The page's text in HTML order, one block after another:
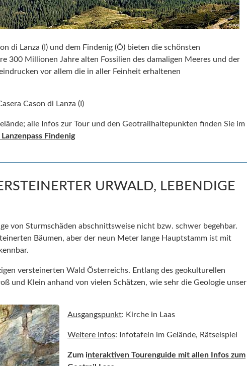
di Lanza (I) und dem Findenig (Ö) bieten die schönsten
300 Millionen Jahre alten Fossilien des damaligen Meeres und der
vor allem die in aller Feinheit erhaltenen
Cason di Lanza (I)
alle Infos zur Tour und den Geotrailhaltepunkten finden Sie im
Findenig
URWALD, LEBENDIGE
von Sturmschäden abschnittsweise nicht bzw. schwer begehbar.
Bäumen, aber der neun Meter lange Hauptstamm ist mit
versteinerten Wald Österreichs. Entlang des geokulturellen
und Klein anhand von vielen Schätzen, wie sehr die Geologie unser
Ausgangspunkt: Kirche in Laas
Weitere Infos: Infotafeln im Gelände, Rätselspiel
Zum interaktiven Tourenguide mit allen Infos zum